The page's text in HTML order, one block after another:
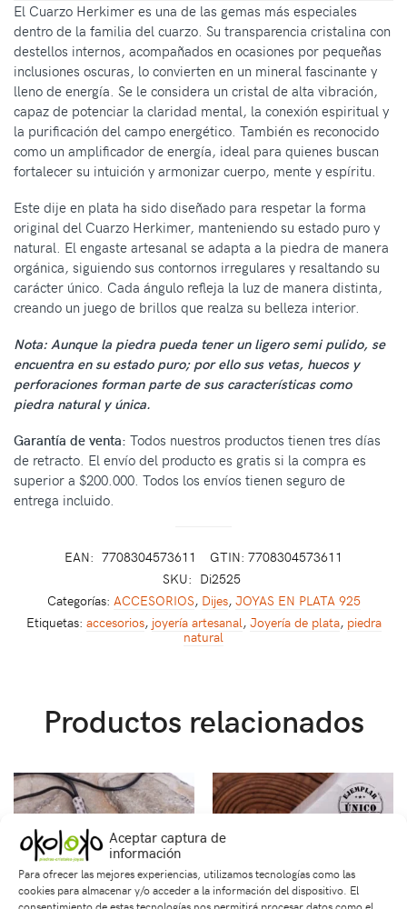
Aceptar captura de
información
Para ofrecer las mejores experiencias, utilizamos tecnologías como las
cookies para almacenar y/o acceder a la información del dispositivo. El
El Cuarzo Herkimer es una de las gemas más especiales
dentro de la familia del cuarzo. Su transparencia cristalina con
destellos internos, acompañados en ocasiones por pequeñas
inclusiones oscuras, lo convierten en un mineral fascinante y
lleno de energía. Se le considera un cristal de alta vibración,
capaz de potenciar la claridad mental, la conexión espiritual y
la purificación del campo energético. También es reconocido
como un amplificador de energía, ideal para quienes buscan
fortalecer su intuición y armonizar cuerpo, mente y espíritu.
Este dije en plata ha sido diseñado para respetar la forma
original del Cuarzo Herkimer, manteniendo su estado puro y
natural. El engaste artesanal se adapta a la piedra de manera
orgánica, siguiendo sus contornos irregulares y resaltando su
carácter único. Cada ángulo refleja la luz de manera distinta,
creando un juego de brillos que realza su belleza interior.
Nota: Aunque la piedra pueda tener un ligero semi pulido, se
encuentra en su estado puro; por ello sus vetas, huecos y
perforaciones forman parte de sus características como
piedra natural y única.
Garantía de venta: Todos nuestros productos tienen tres días
de retracto. El envío del producto es gratis si la compra es
superior a $200.000. Todos los envíos tienen seguro de
entrega incluido.
EAN: 7708304573611
GTIN: 7708304573611
SKU: Di2525
Categorías: ACCESORIOS, Dijes, JOYAS EN PLATA 925
Etiquetas: accesorios, joyería artesanal, Joyería de plata, piedra
natural
Productos relacionados